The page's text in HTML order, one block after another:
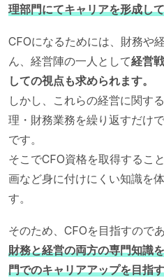
理部門にてキャリアを形成し
CFOになるためには、財務や
ん、経営陣の一人として経営
しての視点も求められます。
しかし、これらの経営に関す
理・財務業務を繰り返すだけ
です。
そこでCFO資格を取得するこ
画など身に付けにくい知識を
す。
そのため、CFOを目指すのであ
財務と経営の両方の専門知識
門でのキャリアアップを目指